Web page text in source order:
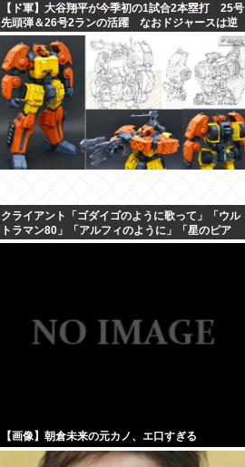
【ド軍】大谷翔平が今季初の1試合2本塁打 25号
先頭弾＆26号2ランの活躍 なおドジャースは逆
転負けで6連敗 カブス今永8勝目 [鉄チーズ烏★]
クライアント「ゴダイゴのように歌って」「ウル
トラマン80」「アルフィのように」「星のピア
ス」
【画像】朝倉未来の元カノ、エ口すぎる